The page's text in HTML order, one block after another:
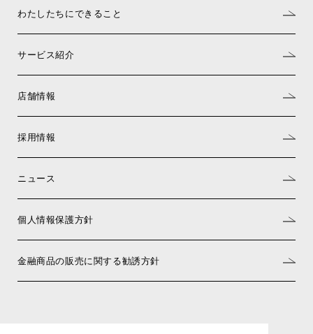
わたしたちにできること
サービス紹介
店舗情報
採用情報
ニュース
個人情報保護方針
金融商品の販売に関する勧誘方針